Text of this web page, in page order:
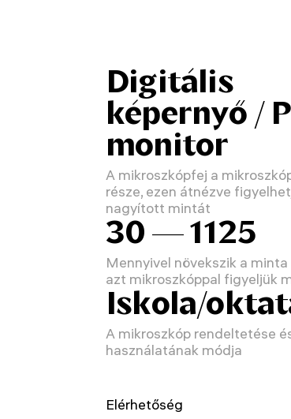
Digitális
képernyő /
monitor
A mikroszkópfej a
része, ezen átnézve
nagyított mintát
30 — 1125
Mennyivel növekszik a
azt mikroszkóppal figyeljük
Iskola/
A mikroszkóp rendeltetése
használatának módja
Elérhetőség